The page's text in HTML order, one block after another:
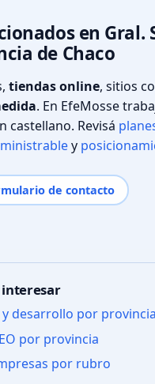
en Gral.
de Chaco
tiendas online, sitios
. En EfeMosse
castellano. Revisá
y
de contacto
interesar
desarrollo por provincia
por provincia
por rubro